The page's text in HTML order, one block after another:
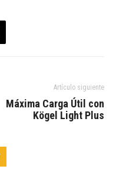
Artículo siguiente
Máxima Carga Útil con
Kögel Light Plus